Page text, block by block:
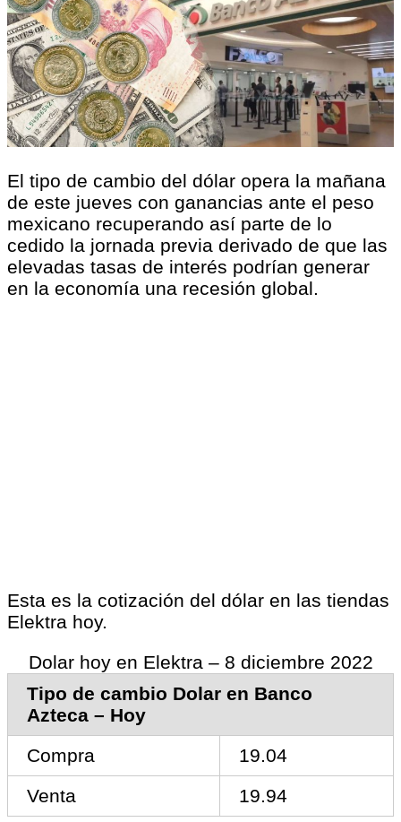
El tipo de cambio del dólar opera la mañana
de este jueves con ganancias ante el peso
mexicano recuperando así parte de lo
cedido la jornada previa derivado de que las
elevadas tasas de interés podrían generar
en la economía una recesión global.
Esta es la cotización del dólar en las tiendas
Elektra hoy.
Dolar hoy en Elektra – 8 diciembre 2022
Tipo de cambio Dolar en Banco
Azteca – Hoy
Compra
19.04
Venta
19.94